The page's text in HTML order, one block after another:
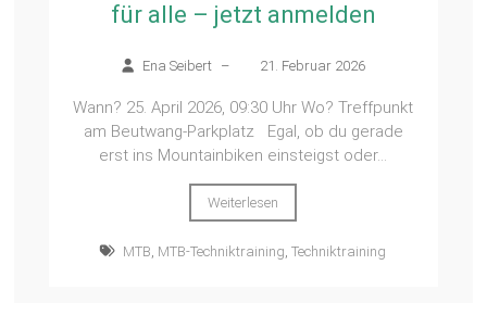
für alle – jetzt anmelden
Ena Seibert – 21. Februar 2026
Wann? 25. April 2026, 09:30 Uhr Wo? Treffpunkt
am Beutwang-Parkplatz Egal, ob du gerade
erst ins Mountainbiken einsteigst oder...
Weiterlesen
MTB, MTB-Techniktraining, Techniktraining